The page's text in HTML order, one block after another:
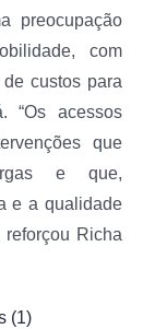
preocupação
com
custos para
“Os acessos
que
e que,
e a qualidade
Richa